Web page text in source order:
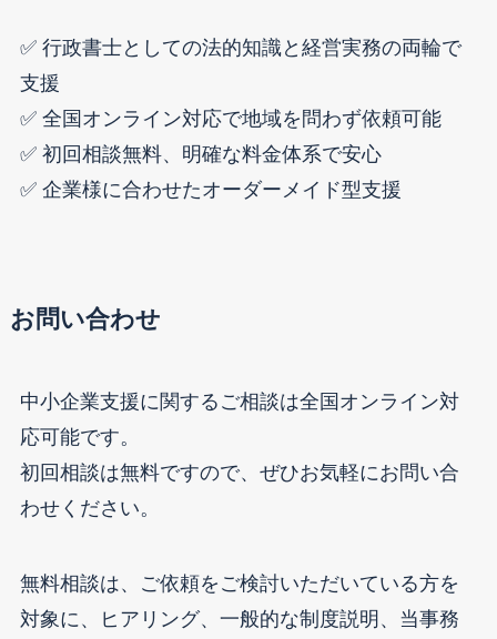
✅ 行政書士としての法的知識と経営実務の両輪で
支援
✅ 全国オンライン対応で地域を問わず依頼可能
✅ 初回相談無料、明確な料金体系で安心
✅ 企業様に合わせたオーダーメイド型支援
お問い合わせ
中小企業支援に関するご相談は全国オンライン対
応可能です。
初回相談は無料ですので、ぜひお気軽にお問い合
わせください。
無料相談は、ご依頼をご検討いただいている方を
対象に、ヒアリング、一般的な制度説明、当事務